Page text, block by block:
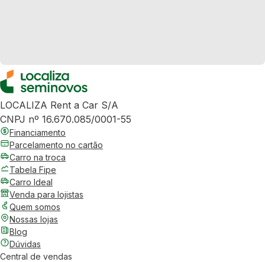
LOCALIZA Rent a Car S/A
CNPJ nº 16.670.085/0001-55
Financiamento
Parcelamento no cartão
Carro na troca
Tabela Fipe
Carro Ideal
Venda para lojistas
Quem somos
Nossas lojas
Blog
Dúvidas
Central de vendas